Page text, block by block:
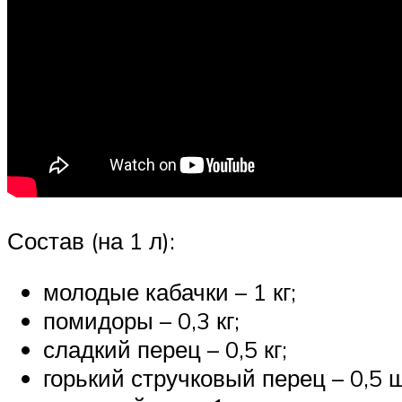
Состав (на 1 л):
молодые кабачки – 1 кг;
помидоры – 0,3 кг;
сладкий перец – 0,5 кг;
горький стручковый перец – 0,5